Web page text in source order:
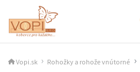
Vopi.sk Rohožky a rohože vnútorné